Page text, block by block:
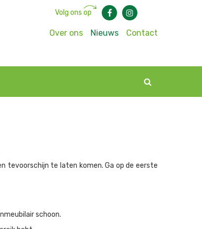
Volg ons op
Over ons Nieuws Contact
tevoorschijn te laten komen. Ga op de eerste
schoon.